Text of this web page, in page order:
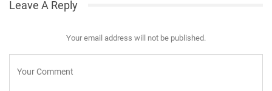
Leave A Reply
Your email address will not be published.